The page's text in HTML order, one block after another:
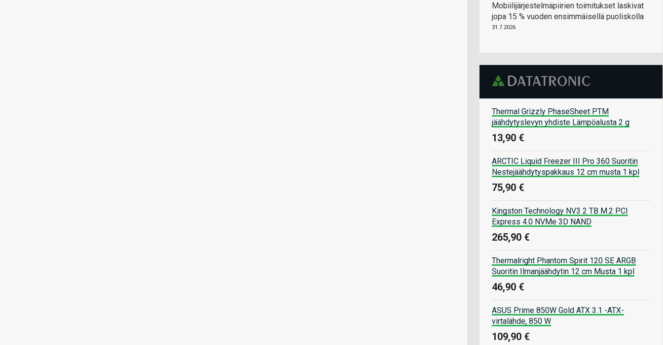
Mobiilijärjestelmäpiirien toimitukset laskivat
jopa 15 % vuoden ensimmäisellä puoliskolla
31.7.2026
Thermal Grizzly PhaseSheet PTM
jäähdytyslevyn yhdiste Lämpöalusta 2 g
13,90 €
ARCTIC Liquid Freezer III Pro 360 Suoritin
Nestejäähdytyspakkaus 12 cm musta 1 kpl
75,90 €
Kingston Technology NV3 2 TB M.2 PCI
Express 4.0 NVMe 3D NAND
265,90 €
Thermalright Phantom Spirit 120 SE ARGB
Suoritin Ilmanjäähdytin 12 cm Musta 1 kpl
46,90 €
ASUS Prime 850W Gold ATX 3.1 -ATX-
virtalähde, 850 W
109,90 €